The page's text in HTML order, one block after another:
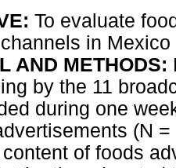
To evaluate
in Mexico
AND METHODS:
by the 11
during one
(N
of foods